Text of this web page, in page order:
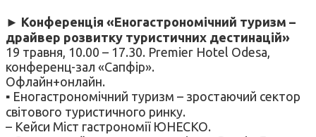
► Конференція «Еногастрономічний туризм –
драйвер розвитку туристичних дестинацій»
19 травня, 10.00 – 17.30. Premier Hotel Odesa,
конференц-зал «Сапфір».
Офлайн+онлайн.
▪ Еногастрономічний туризм – зростаючий сектор
світового туристичного ринку.
– Кейси Міст гастрономії ЮНЕСКО.